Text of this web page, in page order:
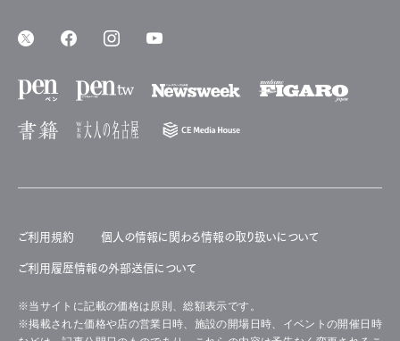
ご利用規約 個人の情報に関わる情報の取り扱いについて
ご利用履歴情報の外部送信について
※当サイトに記載の価格は原則、総額表示です。
※掲載された価格や店の営業日時、施設の開場日時、イベントの開催日時